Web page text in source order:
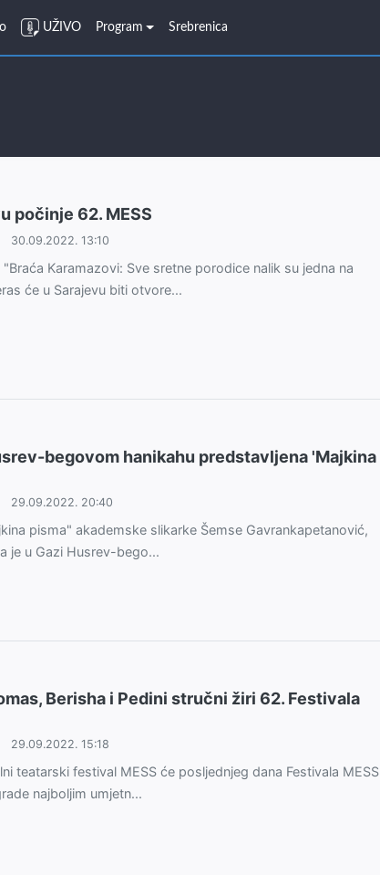
UŽIVO Program Srebrenica
počinje 62. MESS
30.09.2022. 13:10
Karamazovi: Sve sretne porodice nalik su jedna na
će u Sarajevu biti otvore...
begovom hanikahu predstavljena 'Majkina
29.09.2022. 20:40
pisma" akademske slikarke Šemse Gavrankapetanović,
je u Gazi Husrev-bego...
Berisha i Pedini stručni žiri 62. Festivala
29.09.2022. 15:18
teatarski festival MESS će posljednjeg dana Festivala MESS
najboljim umjetn...